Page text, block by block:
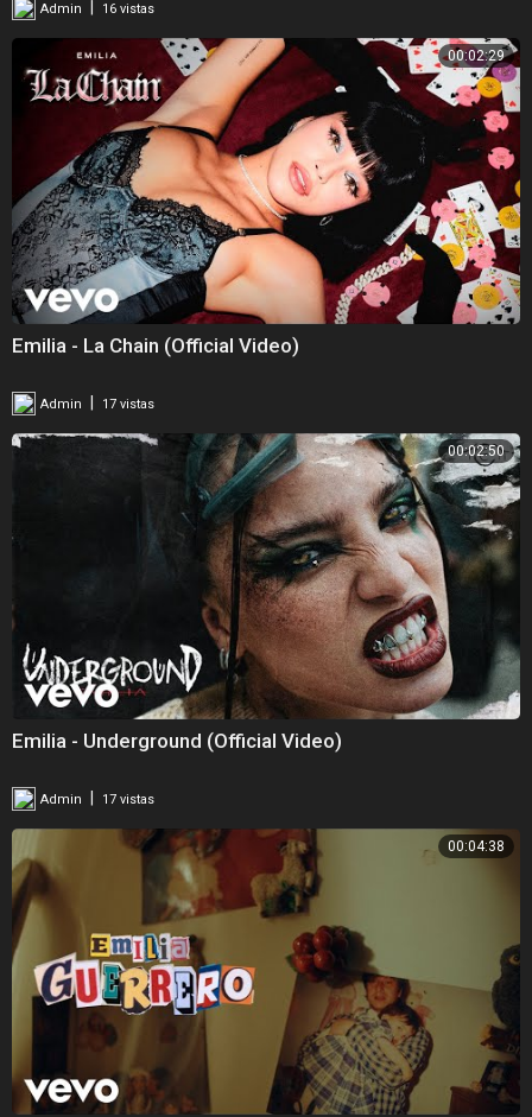
Admin 16 vistas
00:02:29
Emilia - La Chain (Official Video)
Admin 17 vistas
00:02:50
Emilia - Underground (Official Video)
Admin 17 vistas
00:04:38